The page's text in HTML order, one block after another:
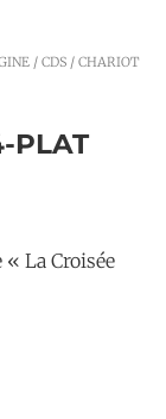
/ CDS / CHARIOT
PLAT
La Croisée